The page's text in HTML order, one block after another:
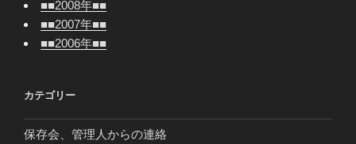
■■2008年■■
■■2007年■■
■■2006年■■
カテゴリー
保存会、管理人からの連絡